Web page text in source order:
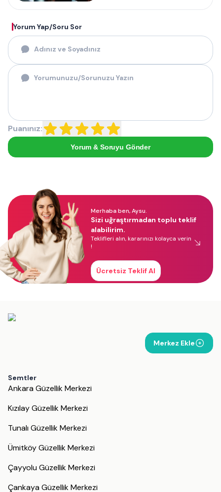
Yorum Yap/Soru Sor
Puanınız:
Yorum & Soruyu Gönder
Merhaba ben, Aysu.
Sizi uğraştırmadan toplu teklif
alabilirim.
Teklifleri alın, kararınızı kolayca verin
!
Ücretsiz Teklif Al
Merkez Ekle
Semtler
Ankara Güzellik Merkezi
Kızılay Güzellik Merkezi
Tunalı Güzellik Merkezi
Ümitköy Güzellik Merkezi
Çayyolu Güzellik Merkezi
Çankaya Güzellik Merkezi